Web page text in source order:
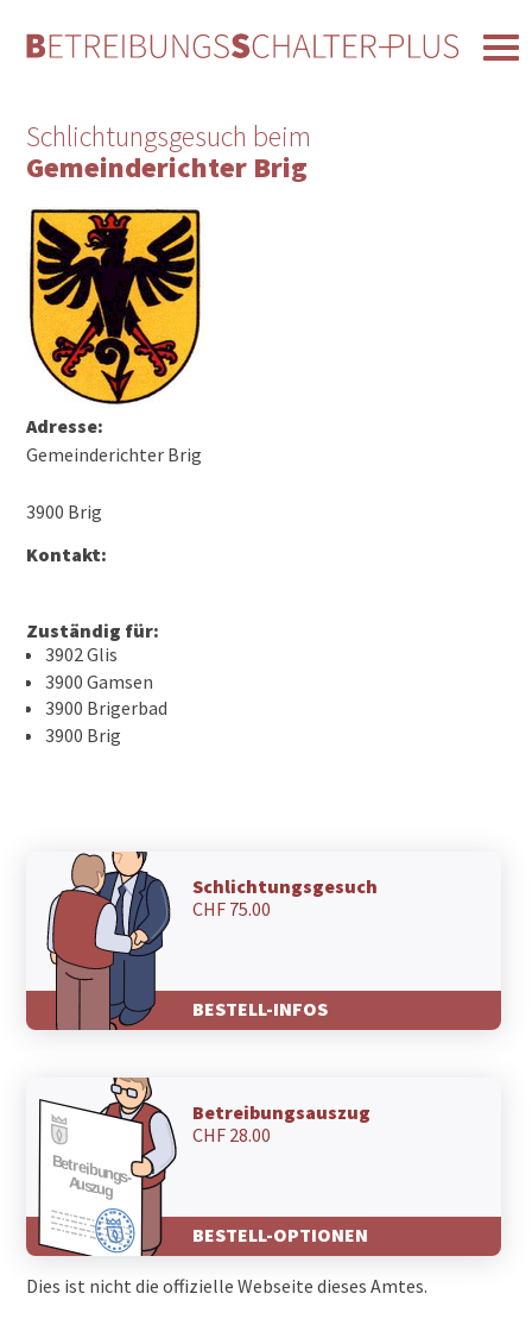
Schlichtungsgesuch beim
Gemeinderichter Brig
Adresse:
Gemeinderichter Brig
3900 Brig
Kontakt:
Zuständig für:
3902 Glis
3900 Gamsen
3900 Brigerbad
3900 Brig
Schlichtungsgesuch
CHF 75.00
BESTELL-INFOS
Betreibungsauszug
CHF 28.00
BESTELL-OPTIONEN
Dies ist nicht die offizielle Webseite dieses Amtes.